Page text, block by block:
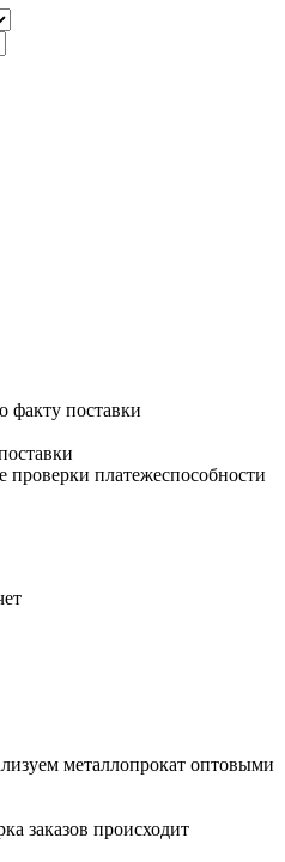
факту поставки
проверки платежеспособности
металлопрокат оптовыми
заказов происходит